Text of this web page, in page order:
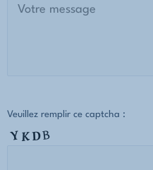
Veuillez remplir ce captcha :